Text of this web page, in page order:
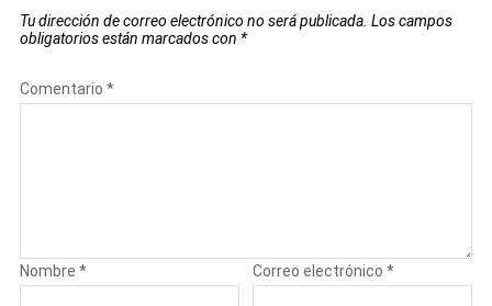
Tu dirección de correo electrónico no será publicada. Los campos
obligatorios están marcados con *
Comentario *
Nombre * Correo electrónico*